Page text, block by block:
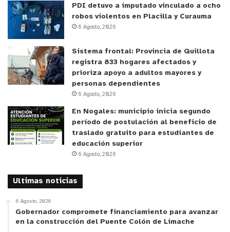
valoró la experiencia y señaló que el levantamiento
realizado “es muy importante, porque va a nutrir
las bases que generemos hoy con respecto a lo
que estamos trabajando junto a la Dirección de
Seguridad, que también aborda el tema de
emergencias, catástrofes y desastres que puedan
ocurrir. Queremos seguir trabajando con las
María Martínez Zúñiga, participante de la jornada y
ex presidenta de la Junta de Vecinos de la
Población José Arellano de Cartagena, comentó
“Aquí en nuestra comunidad hemos trabajado en
este proyecto con el profesor Rodrigo y con los
alumnos, que han sido fabulosos. Han tenido la
PDI detuvo a imputado vinculado a ocho
robos violentos en Placilla y Curauma
6 Agosto, 2026
Sistema frontal: Provincia de Quillota
registra 833 hogares afectados y
prioriza apoyo a adultos mayores y
personas dependientes
6 Agosto, 2026
En Nogales: municipio inicia segundo
período de postulación al beneficio de
traslado gratuito para estudiantes de
educación superior
6 Agosto, 2026
Ultimas noticias
6 Agosto, 2026
Gobernador compromete financiamiento para avanzar
en la construcción del Puente Colón de Limache